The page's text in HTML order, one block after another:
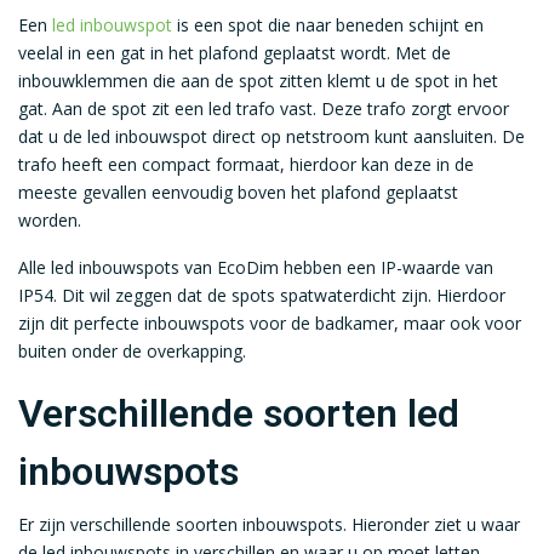
Een led inbouwspot is een spot die naar beneden schijnt en
veelal in een gat in het plafond geplaatst wordt. Met de
inbouwklemmen die aan de spot zitten klemt u de spot in het
gat. Aan de spot zit een led trafo vast. Deze trafo zorgt ervoor
dat u de led inbouwspot direct op netstroom kunt aansluiten. De
trafo heeft een compact formaat, hierdoor kan deze in de
meeste gevallen eenvoudig boven het plafond geplaatst
worden.
Alle led inbouwspots van EcoDim hebben een IP-waarde van
IP54. Dit wil zeggen dat de spots spatwaterdicht zijn. Hierdoor
zijn dit perfecte inbouwspots voor de badkamer, maar ook voor
buiten onder de overkapping.
Verschillende soorten led
inbouwspots
Er zijn verschillende soorten inbouwspots. Hieronder ziet u waar